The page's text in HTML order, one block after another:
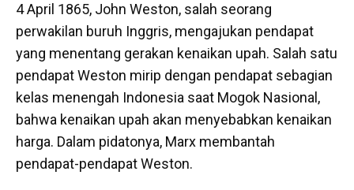
4 April 1865, John Weston, salah seorang
perwakilan buruh Inggris, mengajukan pendapat
yang menentang gerakan kenaikan upah. Salah satu
pendapat Weston mirip dengan pendapat sebagian
kelas menengah Indonesia saat Mogok Nasional,
bahwa kenaikan upah akan menyebabkan kenaikan
harga. Dalam pidatonya, Marx membantah
pendapat-pendapat Weston.